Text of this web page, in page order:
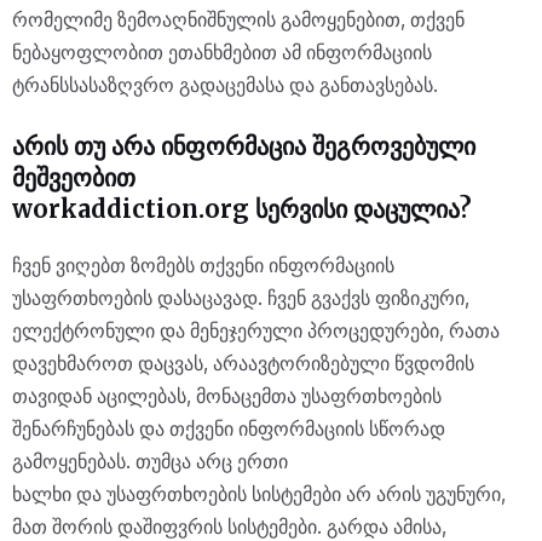
რომელიმე ზემოაღნიშნულის გამოყენებით, თქვენ
ნებაყოფლობით ეთანხმებით ამ ინფორმაციის
ტრანსსასაზღვრო გადაცემასა და განთავსებას.
არის თუ არა ინფორმაცია შეგროვებული
მეშვეობით
workaddiction.org სერვისი დაცულია?
ჩვენ ვიღებთ ზომებს თქვენი ინფორმაციის
უსაფრთხოების დასაცავად. ჩვენ გვაქვს ფიზიკური,
ელექტრონული და მენეჯერული პროცედურები, რათა
დავეხმაროთ დაცვას, არაავტორიზებული წვდომის
თავიდან აცილებას, მონაცემთა უსაფრთხოების
შენარჩუნებას და თქვენი ინფორმაციის სწორად
გამოყენებას. თუმცა არც ერთი
ხალხი და უსაფრთხოების სისტემები არ არის უგუნური,
მათ შორის დაშიფვრის სისტემები. გარდა ამისა,